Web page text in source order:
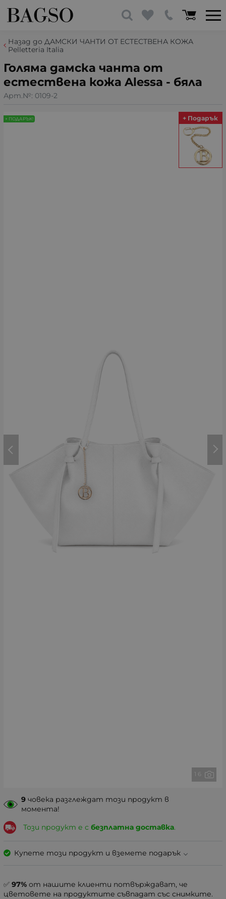
Назад до ДАМСКИ ЧАНТИ ОТ ЕСТЕСТВЕНА КОЖА
Pelletteria Italia
Голяма дамска чанта от
естествена кожа Alessa - бяла
Арт.№: 0109-2
1 6
+ ПОДАРЪК! + Подарък
9 човека разглеждат този продукт в
момента!
Този продукт е с безплатна доставка.
Купете този продукт и вземете подарък
✅ 97% от нашите клиенти потвърждават, че
цветовете на продуктите съвпадат със снимките.